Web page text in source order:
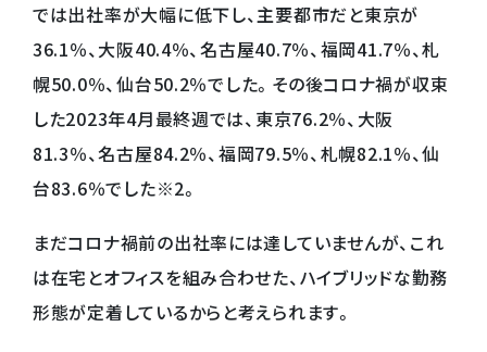
では出社率が大幅に低下し、主要都市だと東京が
36.1％、大阪40.4％、名古屋40.7％、福岡41.7％、札
幌50.0％、仙台50.2％でした。その後コロナ禍が収束
した2023年4月最終週では、東京76.2％、大阪
81.3％、名古屋84.2％、福岡79.5％、札幌82.1％、仙
台83.6％でした※2。
まだコロナ禍前の出社率には達していませんが、これ
は在宅とオフィスを組み合わせた、ハイブリッドな勤務
形態が定着しているからと考えられます。